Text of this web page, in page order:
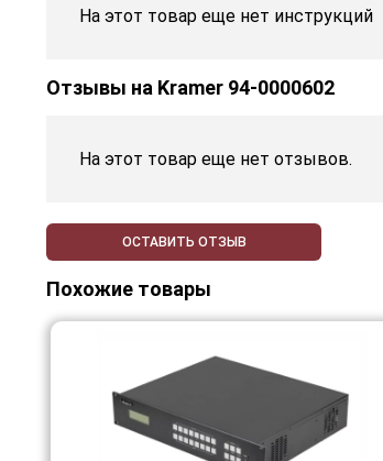
На этот товар еще нет инструкций
Отзывы на Kramer 94-0000602
На этот товар еще нет отзывов.
ОСТАВИТЬ ОТЗЫВ
Похожие товары